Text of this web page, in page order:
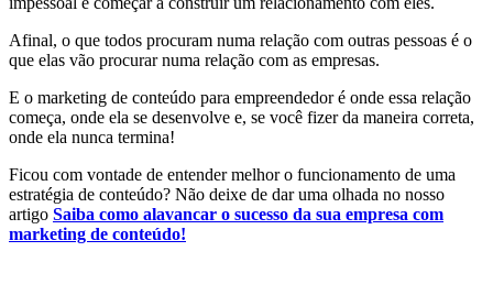
Afinal, o que todos procuram numa relação com outras pessoas é o
que elas vão procurar numa relação com as empresas.
E o marketing de conteúdo para empreendedor é onde essa relação
começa, onde ela se desenvolve e, se você fizer da maneira correta,
onde ela nunca termina!
Ficou com vontade de entender melhor o funcionamento de uma
estratégia de conteúdo? Não deixe de dar uma olhada no nosso
artigo Saiba como alavancar o sucesso da sua empresa com
marketing de conteúdo!